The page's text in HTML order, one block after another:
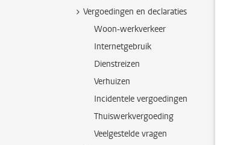
Vergoedingen en declaraties
Woon-werkverkeer
Internetgebruik
Dienstreizen
Verhuizen
Incidentele vergoedingen
Thuiswerkvergoeding
Veelgestelde vragen